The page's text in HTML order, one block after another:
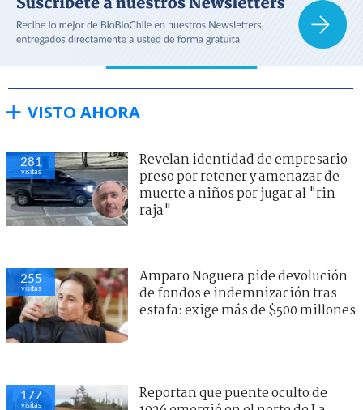
VISTO AHORA
281
visitas
Revelan identidad de empresario
preso por retener y amenazar de
muerte a niños por jugar al "rin
raja"
255
visitas
Amparo Noguera pide devolución
de fondos e indemnización tras
estafa: exige más de $500 millones
177
visitas
Reportan que puente oculto de